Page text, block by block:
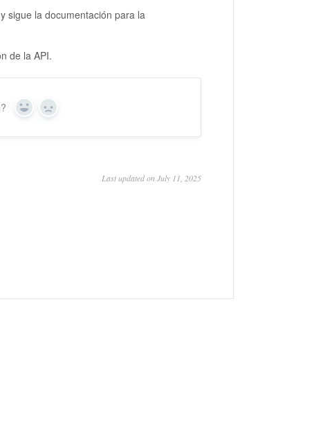
sigue la documentación para la
de la API.
Yes No
Last updated on July 11, 2025